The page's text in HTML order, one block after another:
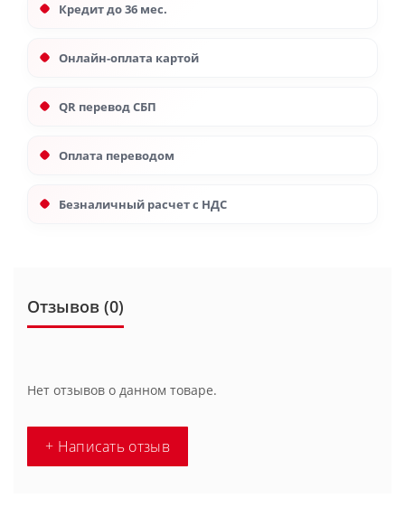
Кредит до 36 мес.
Онлайн-оплата картой
QR перевод СБП
Оплата переводом
Безналичный расчет с НДС
Отзывов (0)
Нет отзывов о данном товаре.
+ Написать отзыв